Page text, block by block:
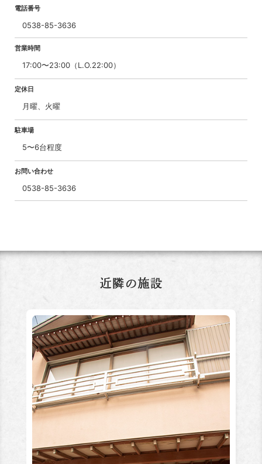
電話番号
0538-85-3636
営業時間
17:00〜23:00（L.O.22:00）
定休日
月曜、火曜
駐車場
5〜6台程度
お問い合わせ
0538-85-3636